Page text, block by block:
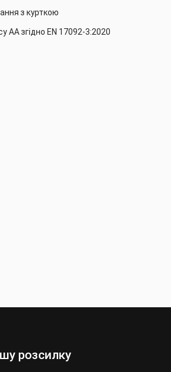
з курткою
AA згідно EN 17092-3:2020
розсилку